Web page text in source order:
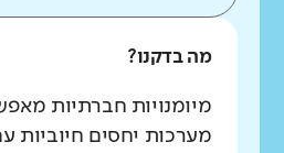
מה בדקנו?
מיומנויות חברתיות
מערכות יחסים חיוביות